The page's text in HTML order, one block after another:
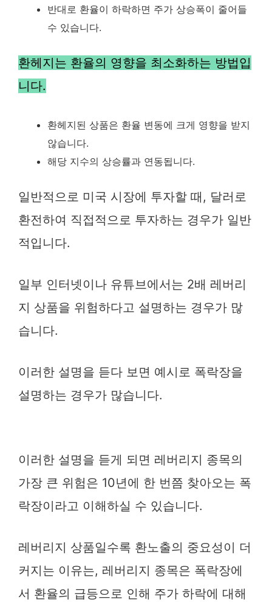
반대로 환율이 하락하면 주가 상승폭이 줄어들
수 있습니다.
환헤지는 환율의 영향을 최소화하는 방법입
니다.
환헤지된 상품은 환율 변동에 크게 영향을 받지
않습니다.
해당 지수의 상승률과 연동됩니다.
일반적으로 미국 시장에 투자할 때, 달러로
환전하여 직접적으로 투자하는 경우가 일반
적입니다.
일부 인터넷이나 유튜브에서는 2배 레버리
지 상품을 위험하다고 설명하는 경우가 많
습니다.
이러한 설명을 듣다 보면 예시로 폭락장을
설명하는 경우가 많습니다.
이러한 설명을 듣게 되면 레버리지 종목의
가장 큰 위험은 10년에 한 번쯤 찾아오는 폭
락장이라고 이해하실 수 있습니다.
레버리지 상품일수록 환노출의 중요성이 더
커지는 이유는, 레버리지 종목은 폭락장에
서 환율의 급등으로 인해 주가 하락에 대해